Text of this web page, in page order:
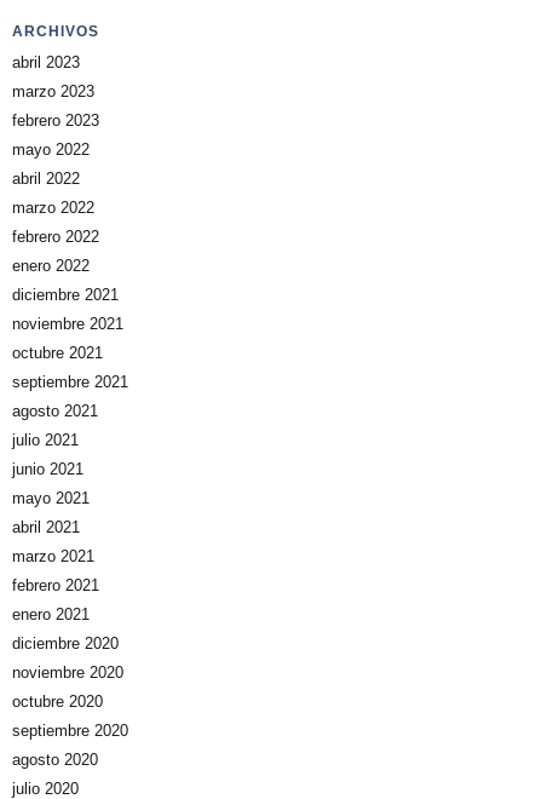
ARCHIVOS
abril 2023
marzo 2023
febrero 2023
mayo 2022
abril 2022
marzo 2022
febrero 2022
enero 2022
diciembre 2021
noviembre 2021
octubre 2021
septiembre 2021
agosto 2021
julio 2021
junio 2021
mayo 2021
abril 2021
marzo 2021
febrero 2021
enero 2021
diciembre 2020
noviembre 2020
octubre 2020
septiembre 2020
agosto 2020
julio 2020